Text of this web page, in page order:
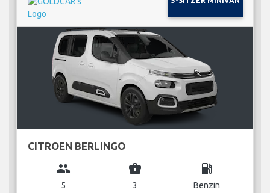
CITROEN BERLINGO
group
5
business_center
3
local_gas_station
Benzin